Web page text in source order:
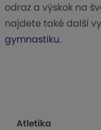
odraz a výskok na
najdete také další
gymnastiku.
Atletika